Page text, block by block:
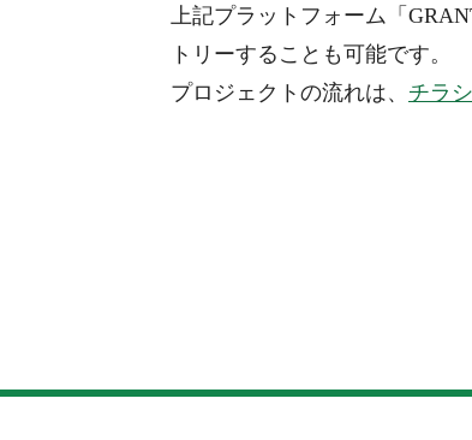
上記プラットフォーム「
トリーすることも可能です。
プロジェクトの流れは、 チラシ